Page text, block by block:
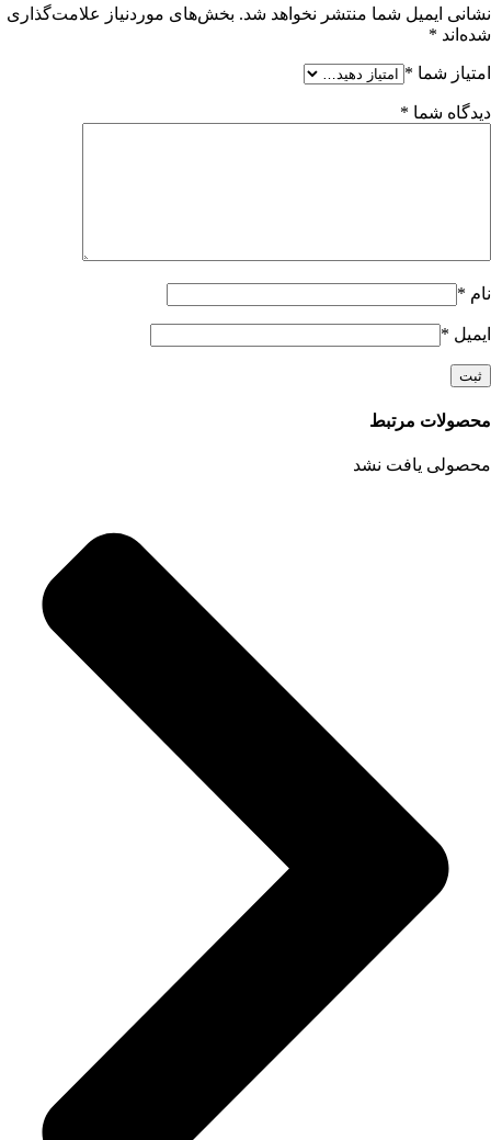
نشانی ایمیل شما منتشر نخواهد شد. بخش‌های موردنیاز علامت‌گذاری
شده‌اند *
امتیاز شما *
دیدگاه شما *
نام *
ایمیل *
محصولات مرتبط
محصولی یافت نشد